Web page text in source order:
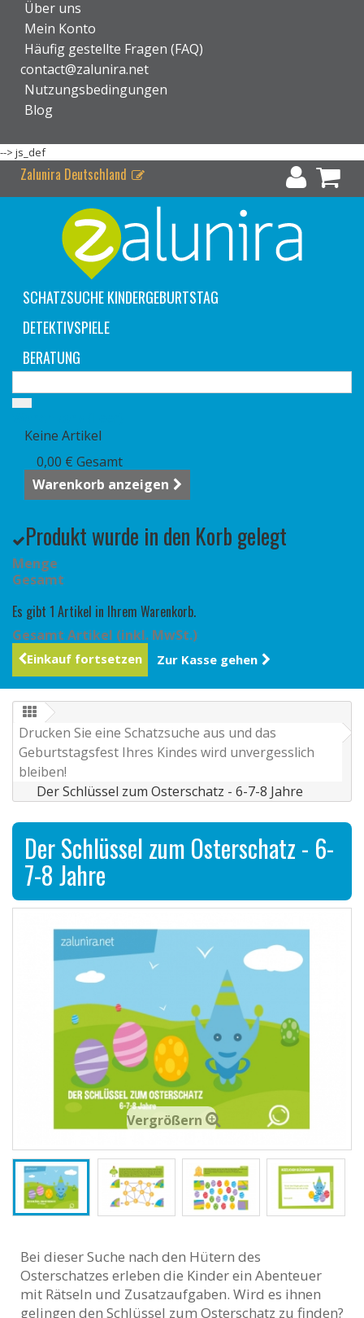
Über uns
Mein Konto
Häufig gestellte Fragen (FAQ)
contact@zalunira.net
Nutzungsbedingungen
Blog
--> js_def
Zalunira Deutschland
SCHATZSUCHE KINDERGEBURTSTAG
DETEKTIVSPIELE
BERATUNG
Keine Artikel
0,00 € Gesamt
Warenkorb anzeigen
Produkt wurde in den Korb gelegt
Menge
Gesamt
Es gibt 1 Artikel in Ihrem Warenkorb.
Gesamt Artikel (inkl. MwSt.)
Einkauf fortsetzen Zur Kasse gehen
Drucken Sie eine Schatzsuche aus und das
Geburtstagsfest Ihres Kindes wird unvergesslich
bleiben!
Der Schlüssel zum Osterschatz - 6-7-8 Jahre
Der Schlüssel zum Osterschatz - 6-
7-8 Jahre
Vergrößern
Bei dieser Suche nach den Hütern des
Osterschatzes erleben die Kinder ein Abenteuer
mit Rätseln und Zusatzaufgaben. Wird es ihnen
gelingen den Schlüssel zum Osterschatz zu finden?